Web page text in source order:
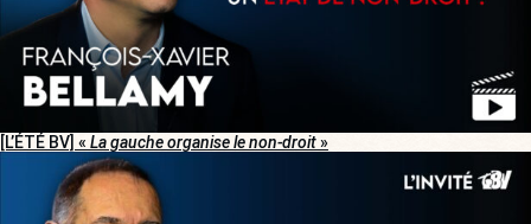
[L’ÉTÉ BV] « La gauche organise le non-droit»